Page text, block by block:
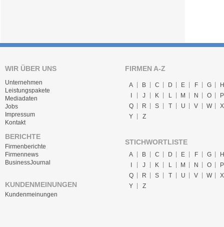
WIR ÜBER UNS
Unternehmen
Leistungspakete
Mediadaten
Jobs
Impressum
Kontakt
BERICHTE
Firmenberichte
Firmennews
BusinessJournal
KUNDENMEINUNGEN
Kundenmeinungen
FIRMEN A-Z
A B C D E F G
H
J K L M N O
P
Q
R S T U V W
X
Y
Z
STICHWORTLISTE
A B C D E F G
H
I
J K L M N O
P
Q
R S T U V W
X
Y
Z